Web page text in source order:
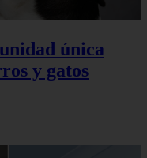
única
y gatos